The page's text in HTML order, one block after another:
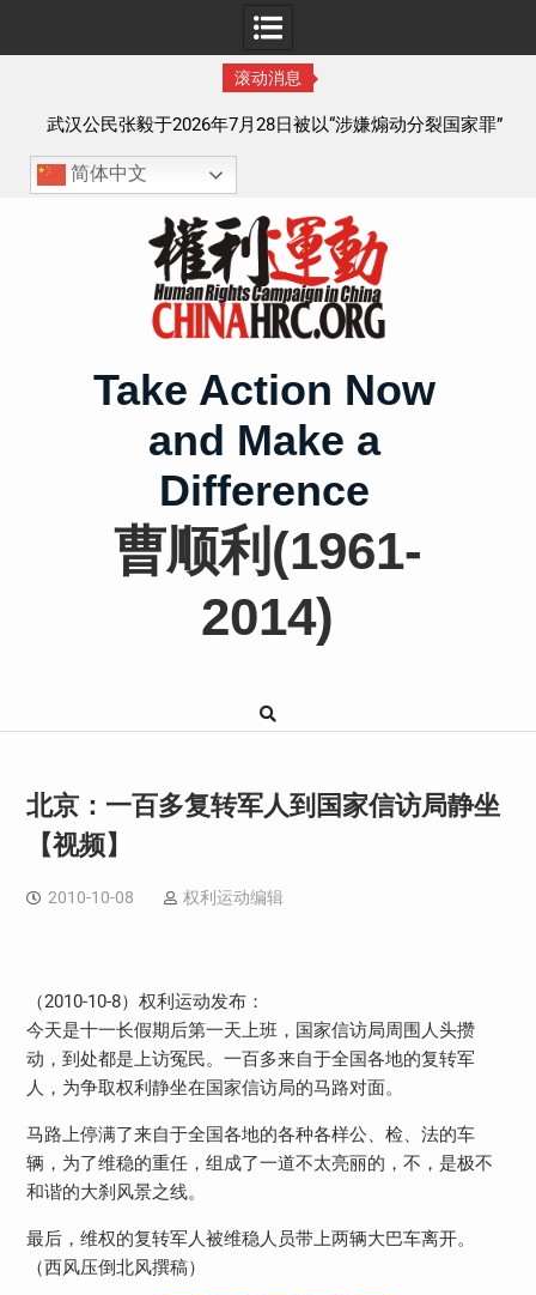
滚动消息
武汉公民张毅于2026年7月28日被以“涉嫌煽动分裂国家罪”
执行逮捕 目前羁押在拉萨市看守所
简体中文
Take Action Now
and Make a
Difference
曹顺利(1961-
2014)
北京：一百多复转军人到国家信访局静坐
【视频】
2010-10-08 权利运动编辑
（2010-10-8）权利运动发布：
今天是十一长假期后第一天上班，国家信访局周围人头攒
动，到处都是上访冤民。一百多来自于全国各地的复转军
人，为争取权利静坐在国家信访局的马路对面。
马路上停满了来自于全国各地的各种各样公、检、法的车
辆，为了维稳的重任，组成了一道不太亮丽的，不，是极不
和谐的大刹风景之线。
最后，维权的复转军人被维稳人员带上两辆大巴车离开。
（西风压倒北风撰稿）